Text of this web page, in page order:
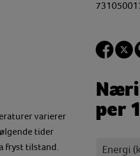
varierer
tider
fryst tilstand.
per
Energi